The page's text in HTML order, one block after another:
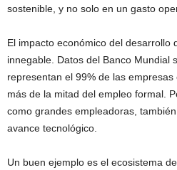
sostenible, y no solo en un gasto
El impacto económico del desarrollo
innegable. Datos del Banco Mundial
representan el 99% de las
más de la mitad del empleo formal.
como grandes empleadoras,
avance tecnológico.
Un buen ejemplo es el ecosistema